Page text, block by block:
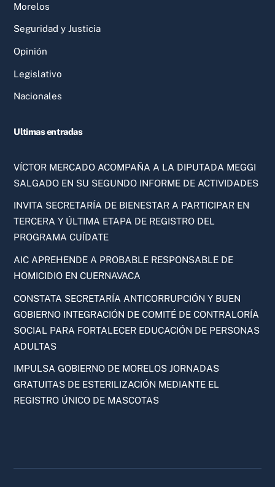
Morelos
Seguridad y Justicia
Opinión
Legislativo
Nacionales
Ultimas entradas
VÍCTOR MERCADO ACOMPAÑA A LA DIPUTADA MEGGI
SALGADO EN SU SEGUNDO INFORME DE ACTIVIDADES
INVITA SECRETARÍA DE BIENESTAR A PARTICIPAR EN
TERCERA Y ÚLTIMA ETAPA DE REGISTRO DEL
PROGRAMA CUÍDATE
AIC APREHENDE A PROBABLE RESPONSABLE DE
HOMICIDIO EN CUERNAVACA
CONSTATA SECRETARÍA ANTICORRUPCIÓN Y BUEN
GOBIERNO INTEGRACIÓN DE COMITÉ DE CONTRALORÍA
SOCIAL PARA FORTALECER EDUCACIÓN DE PERSONAS
ADULTAS
IMPULSA GOBIERNO DE MORELOS JORNADAS
GRATUITAS DE ESTERILIZACIÓN MEDIANTE EL
REGISTRO ÚNICO DE MASCOTAS